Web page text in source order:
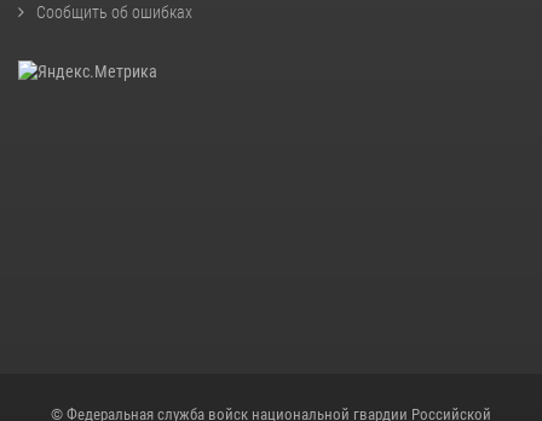
Сообщить об ошибках
© Федеральная служба войск национальной гвардии Российской